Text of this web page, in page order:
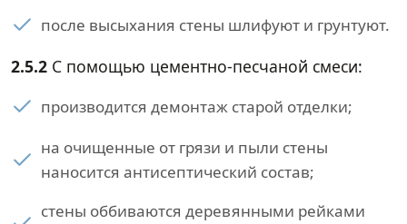
после высыхания стены шлифуют и грунтуют.
2.5.2 С помощью цементно-песчаной смеси:
производится демонтаж старой отделки;
на очищенные от грязи и пыли стены
наносится антисептический состав;
стены оббиваются деревянными рейками